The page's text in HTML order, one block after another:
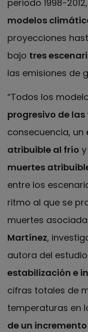
periodo 1998-
modelos
proyecciones
bajo tres
las emisiones de
“Todos los
progresivo de
consecuencia, un
atribuible al frío
muertes
entre los
ritmo al que se
muertes
Martínez,
autora del
estabilización e
cifras totales de
temperaturas en
de un